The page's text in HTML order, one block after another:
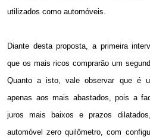
utilizados como automóveis.
Diante desta proposta, a primeira
que os mais ricos comprarão um
Quanto a isto, vale observar que é
apenas aos mais abastados, pois a
juros mais baixos e prazos
automóvel zero quilômetro, com